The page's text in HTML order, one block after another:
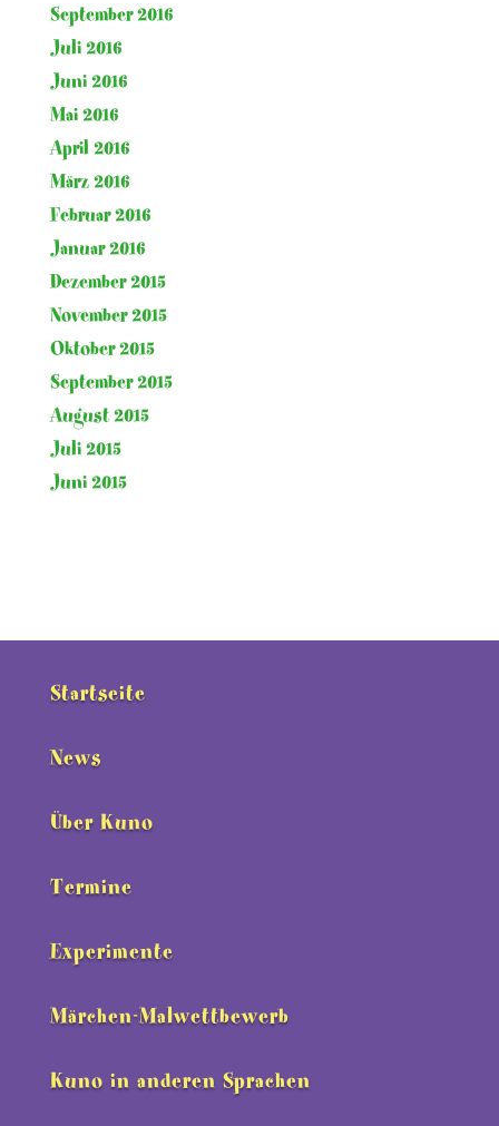
September 2016
Juli 2016
Juni 2016
Mai 2016
April 2016
März 2016
Februar 2016
Januar 2016
Dezember 2015
November 2015
Oktober 2015
September 2015
August 2015
Juli 2015
Juni 2015
Startseite
News
Über Kuno
Termine
Experimente
Märchen-Malwettbewerb
Kuno in anderen Sprachen